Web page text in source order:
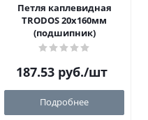
Петля каплевидная
TRODOS 20х160мм
(подшипник)
187.53 руб./шт
Подробнее